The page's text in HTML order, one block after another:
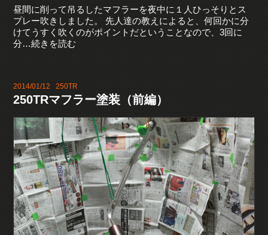
昼間に削って吊るしたマフラーを夜中に１人ひっそりとス
プレー吹きしました。 先人達の教えによると、何回かに分
けてうすく吹くのがポイントだということなので、3回に
分…続きを読む
2014/01/12250TR
250TRマフラー塗装（前編）